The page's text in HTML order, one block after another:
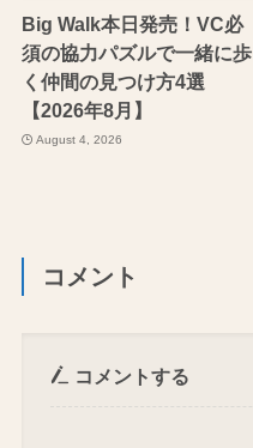
Big Walk本日発売！VC必
須の協力パズルで一緒に歩
く仲間の見つけ方4選
【2026年8月】
August 4, 2026
コメント
コメントする